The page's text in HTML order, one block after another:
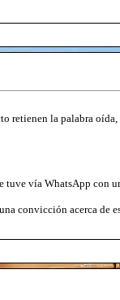
retienen la palabra
tuve vía WhatsApp con
convicción acerca de